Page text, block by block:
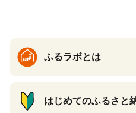
ふるラボとは
はじめてのふるさと